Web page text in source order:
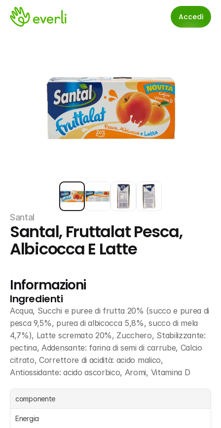
Accedi
Santal
Santal, Fruttalat Pesca,
Albicocca E Latte
Informazioni
Ingredienti
Acqua, Succhi e puree di frutta 20% (succo e purea di
pesca 9,5%, purea di albicocca 5,8%, succo di mela
4,7%), Latte scremato 20%, Zucchero, Stabilizzante:
pectina, Addensante: farina di semi di carrube, Calcio
citrato, Correttore di acidità: acido malico,
Antiossidante: acido ascorbico, Aromi, Vitamina D
componente
Energia